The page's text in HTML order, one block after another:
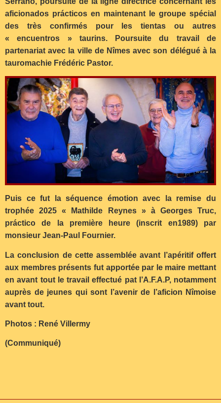
aficionados prácticos en maintenant le groupe spécial
des très confirmés pour les tientas ou autres
« encuentros » taurins. Poursuite du travail de
partenariat avec la ville de Nîmes avec son délégué à la
tauromachie Frédéric Pastor.
Puis ce fut la séquence émotion avec la remise du
trophée 2025 « Mathilde Reynes » à Georges Truc,
práctico de la première heure (inscrit en1989) par
monsieur Jean-Paul Fournier.
La conclusion de cette assemblée avant l’apéritif offert
aux membres présents fut apportée par le maire mettant
en avant tout le travail effectué pat l’A.F.A.P, notamment
auprès de jeunes qui sont l’avenir de l’aficion Nîmoise
avant tout.
Photos : René Villermy
(Communiqué)